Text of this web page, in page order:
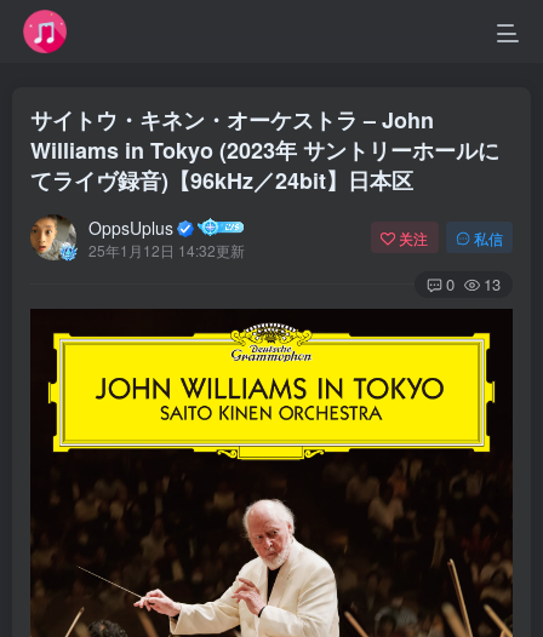
サイトウ・キネン・オーケストラ – John
Williams in Tokyo (2023年 サントリーホールに
てライヴ録音)【96kHz／24bit】日本区
OppsUplus
25年1月12日 14:32更新
关注 私信
0 13